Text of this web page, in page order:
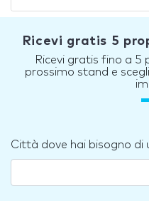
Ricevi gratis 5
Ricevi gratis fino a 5
prossimo stand e
Città dove hai bisogno di